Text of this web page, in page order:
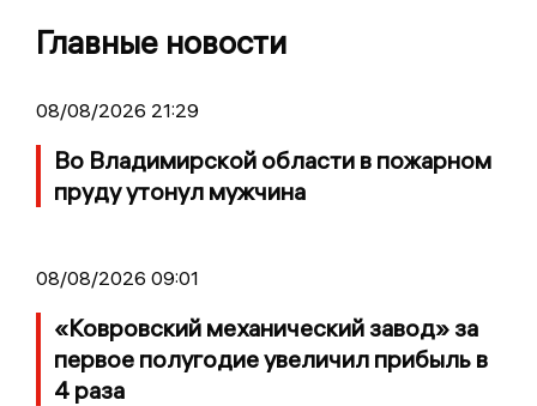
Главные новости
08/08/2026 21:29
Во Владимирской области в пожарном
пруду утонул мужчина
08/08/2026 09:01
«Ковровский механический завод» за
первое полугодие увеличил прибыль в
4 раза